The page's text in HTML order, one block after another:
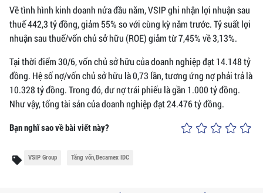
Về tình hình kinh doanh nửa đầu năm, VSIP ghi nhận lợi nhuận sau
thuế 442,3 tỷ đồng, giảm 55% so với cùng kỳ năm trước. Tỷ suất lợi
nhuận sau thuế/vốn chủ sở hữu (ROE) giảm từ 7,45% về 3,13%.
Tại thời điểm 30/6, vốn chủ sở hữu của doanh nghiệp đạt 14.148 tỷ
đồng. Hệ số nợ/vốn chủ sở hữu là 0,73 lần, tương ứng nợ phải trả là
10.328 tỷ đồng. Trong đó, dư nợ trái phiếu là gần 1.000 tỷ đồng.
Như vậy, tổng tài sản của doanh nghiệp đạt 24.476 tỷ đồng.
Bạn nghĩ sao về bài viết này?
VSIP Group Tăng vốn,Becamex IDC